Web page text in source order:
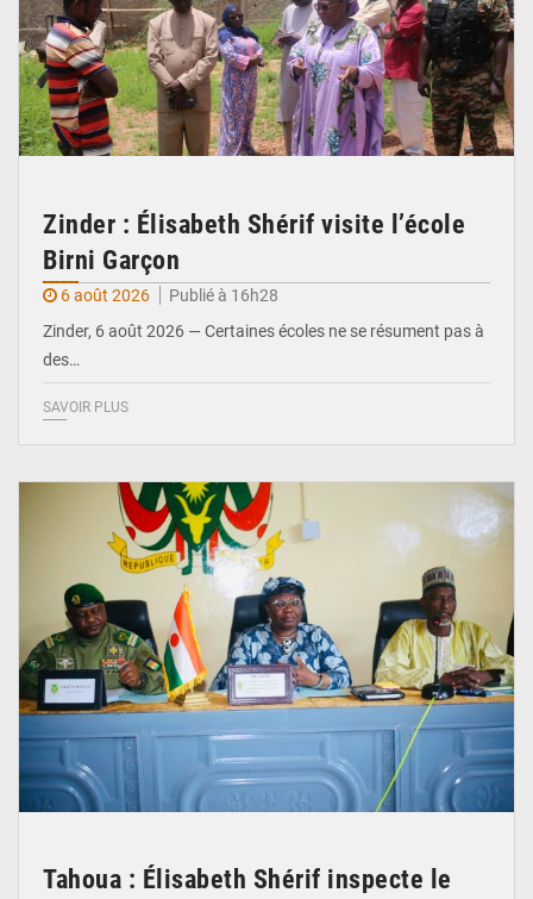
Zinder : Élisabeth Shérif visite l’école
Birni Garçon
6 août 2026
Publié à 16h28
Zinder, 6 août 2026 — Certaines écoles ne se résument pas à
des…
SAVOIR PLUS
Tahoua : Élisabeth Shérif inspecte le